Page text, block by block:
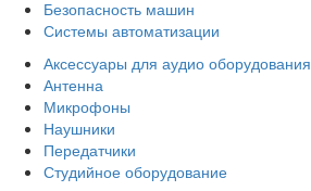
Безопасность машин
Системы автоматизации
Аксессуары для аудио оборудования
Антенна
Микрофоны
Наушники
Передатчики
Студийное оборудование